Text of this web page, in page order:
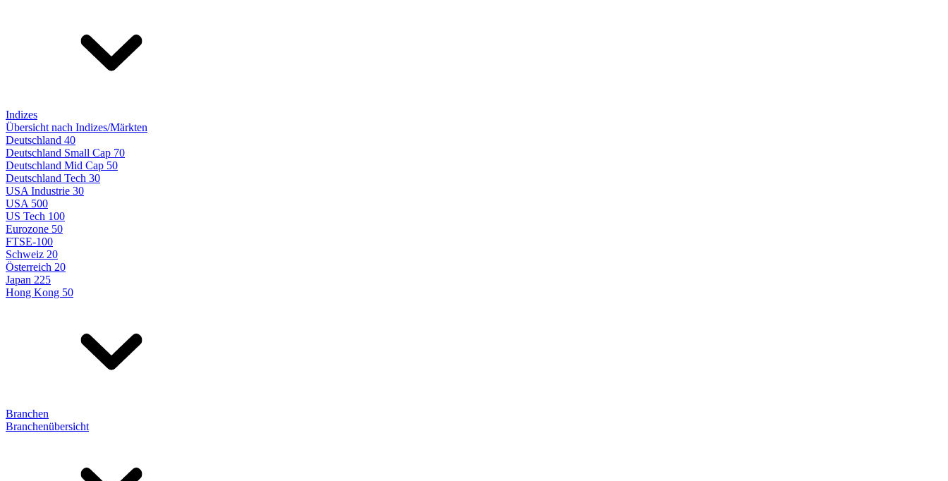
Indizes
Übersicht nach Indizes/Märkten
Deutschland 40
Deutschland Small Cap 70
Deutschland Mid Cap 50
Deutschland Tech 30
USA Industrie 30
USA 500
US Tech 100
Eurozone 50
FTSE-100
Schweiz 20
Österreich 20
Japan 225
Hong Kong 50
Branchen
Branchenübersicht